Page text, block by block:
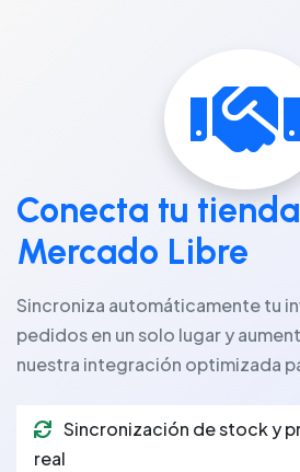
Conecta tu
Mercado Libre
Sincroniza automáticamente tu
pedidos en un solo lugar y
nuestra integración optimizada
Sincronización de stock y
real